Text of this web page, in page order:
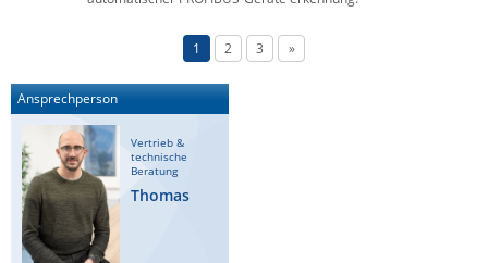
1 2 3 »
Ansprechperson
Vertrieb &
technische
Beratung
Thomas